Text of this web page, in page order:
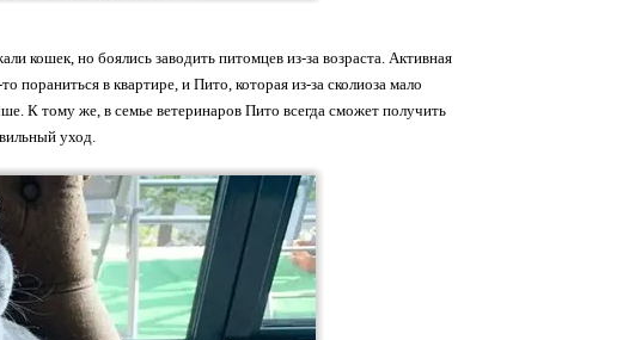
кошек, но боялись заводить питомцев из-за возраста. Активная
пораниться в квартире, и Пито, которая из-за сколиоза мало
К тому же, в семье ветеринаров Пито всегда сможет получить
уход.